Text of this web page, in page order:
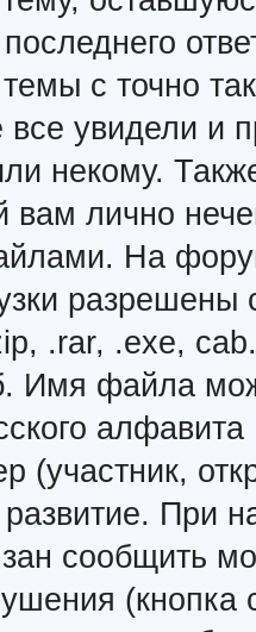
с точно
увидели и
некому.
вам лично
На
.rar, .exe,
Имя файла
алфавита
(участник,
При
сообщить